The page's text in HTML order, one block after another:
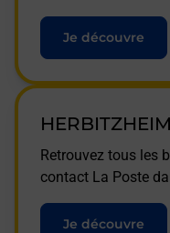
Je découvre
HERBITZHEIM
Retrouvez tous les
contact La Poste
Je découvre